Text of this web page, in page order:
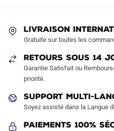
choisies
la
page
produit
LIVRAISON
Gratuite sur toutes les
RETOURS SOUS 14
Garantie Satisfait ou
priorité.
SUPPORT MULTI-
Soyez assisté dans la Langue
Paiements 100%